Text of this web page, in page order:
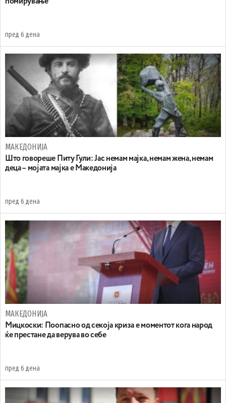
пред 6 дена
МАКЕДОНИЈА
Што говореше Питу Гули: Јас немам мајка, немам жена, немам
деца – мојата мајка е Македонија
пред 6 дена
МАКЕДОНИЈА
Мицкоски: Поопасно од секоја криза е моментот кога народ
ќе престане да верува во себе
пред 6 дена